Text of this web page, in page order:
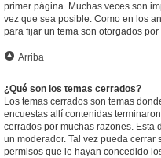
primer página. Muchas veces son
vez que sea posible. Como en los
para fijar un tema son otorgados
Arriba
¿Qué son los temas cerrados?
Los temas cerrados son temas
encuestas allí contenidas
cerrados por muchas razones. Esta
un moderador. Tal vez pueda
permisos que le hayan concedido